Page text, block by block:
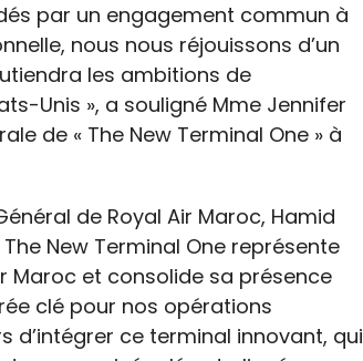
par un engagement commun à
nous nous réjouissons d’un
les ambitions de
Unis », a souligné Mme Jennifer
de « The New Terminal One » à
de Royal Air Maroc, Hamid
New Terminal One représente
Maroc et consolide sa présence
clé pour nos opérations
d’intégrer ce terminal innovant, qui